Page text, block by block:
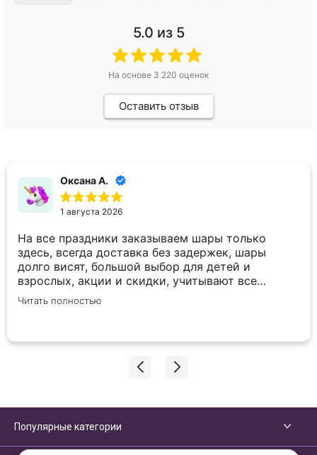
5.0 из 5
На основе 3 220 оценок
Оставить отзыв
Оксана А.
1 августа 2026
На все праздники заказываем шары только
здесь, всегда доставка без задержек, шары
долго висят, большой выбор для детей и
взрослых, акции и скидки, учитывают все
пожелания по внесению корректировок в заказ.
Спасибо вам большое!
Читать полностью
Популярные категории